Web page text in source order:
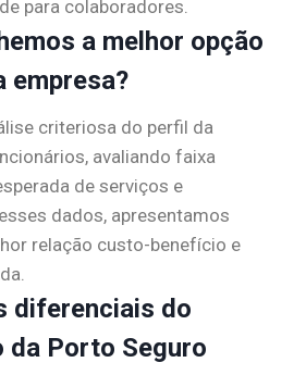
para colaboradores.
a melhor opção
empresa?
criteriosa do perfil da
avaliando faixa
de serviços e
dados, apresentamos
relação custo-benefício e
diferenciais do
da Porto Seguro